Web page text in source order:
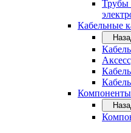
Трубы
Кабельные
Компоненты